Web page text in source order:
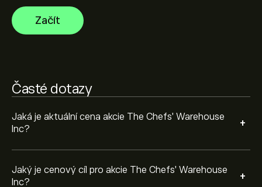
Začít
Časté dotazy
Jaká je aktuální cena akcie The Chefs' Warehouse
Inc?
+
Jaký je cenový cíl pro akcie The Chefs' Warehouse
Inc?
+
zpráv a očekávaného růstu. Podívejte se na prognózu
budoucího vývoje cen.
Tržní kapitalizace The Chefs' Warehouse Inc je 4.5B‎$‎
Na základě doporučení od 5 analytiků pro CHEF za
poslední 3 měsíce je celkový konsenzus Silná koupě.